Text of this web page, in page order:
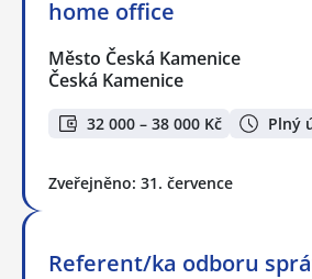
home office
Město Česká Kamenice
Česká Kamenice
32 000 – 38 000 Kč Plný
Zveřejněno: 31. července
Referent/ka odboru